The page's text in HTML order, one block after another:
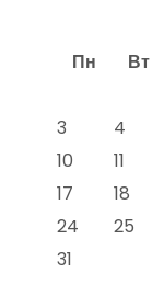
Пн
Вт
3
4
10
11
17
18
24
25
31